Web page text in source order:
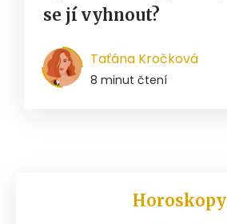
se jí vyhnout?
Taťána Kročková
8 minut čtení
Horoskopy